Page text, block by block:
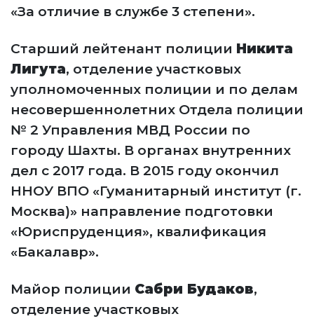
«За отличие в службе 3 степени».
Старший лейтенант полиции Никита
Лигута, отделение участковых
уполномоченных полиции и по делам
несовершеннолетних Отдела полиции
№ 2 Управления МВД России по
городу Шахты. В органах внутренних
дел с 2017 года. В 2015 году окончил
ННОУ ВПО «Гуманитарный институт (г.
Москва)» направление подготовки
«Юриспруденция», квалификация
«Бакалавр».
Майор полиции Сабри Будаков,
отделение участковых